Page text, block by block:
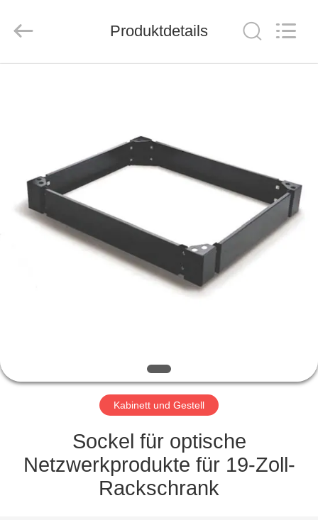
UNS
FABRIK-
AUSFLUG
QUALITÄTSKONTROLLE
SIE
MIT
VERBINDUNG
LTD.
Produktdetails
Kabinett und Gestell
Sockel für optische
Netzwerkprodukte für 19-Zoll-
Rackschrank